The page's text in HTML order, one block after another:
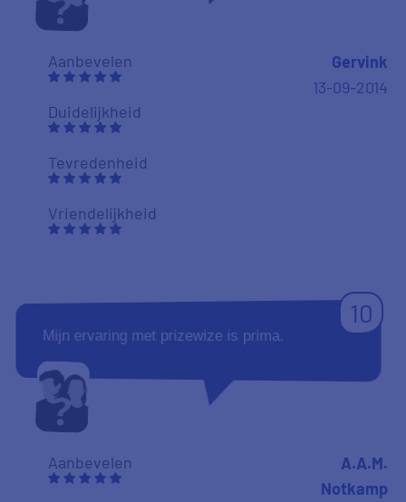
Aanbevelen
Duidelijkheid
Tevredenheid
Vriendelijkheid
Gervink
13-09-2014
10
Mijn ervaring met prizewize is prima.
Aanbevelen
A.A.M.
Notkamp